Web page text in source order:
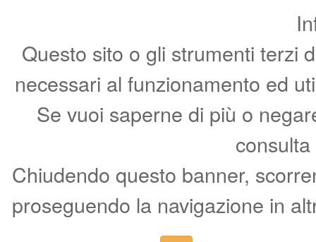
Questo sito o gli strumenti terzi
necessari al funzionamento ed
Se vuoi saperne di più o
Chiudendo questo banner,
proseguendo la navigazione in